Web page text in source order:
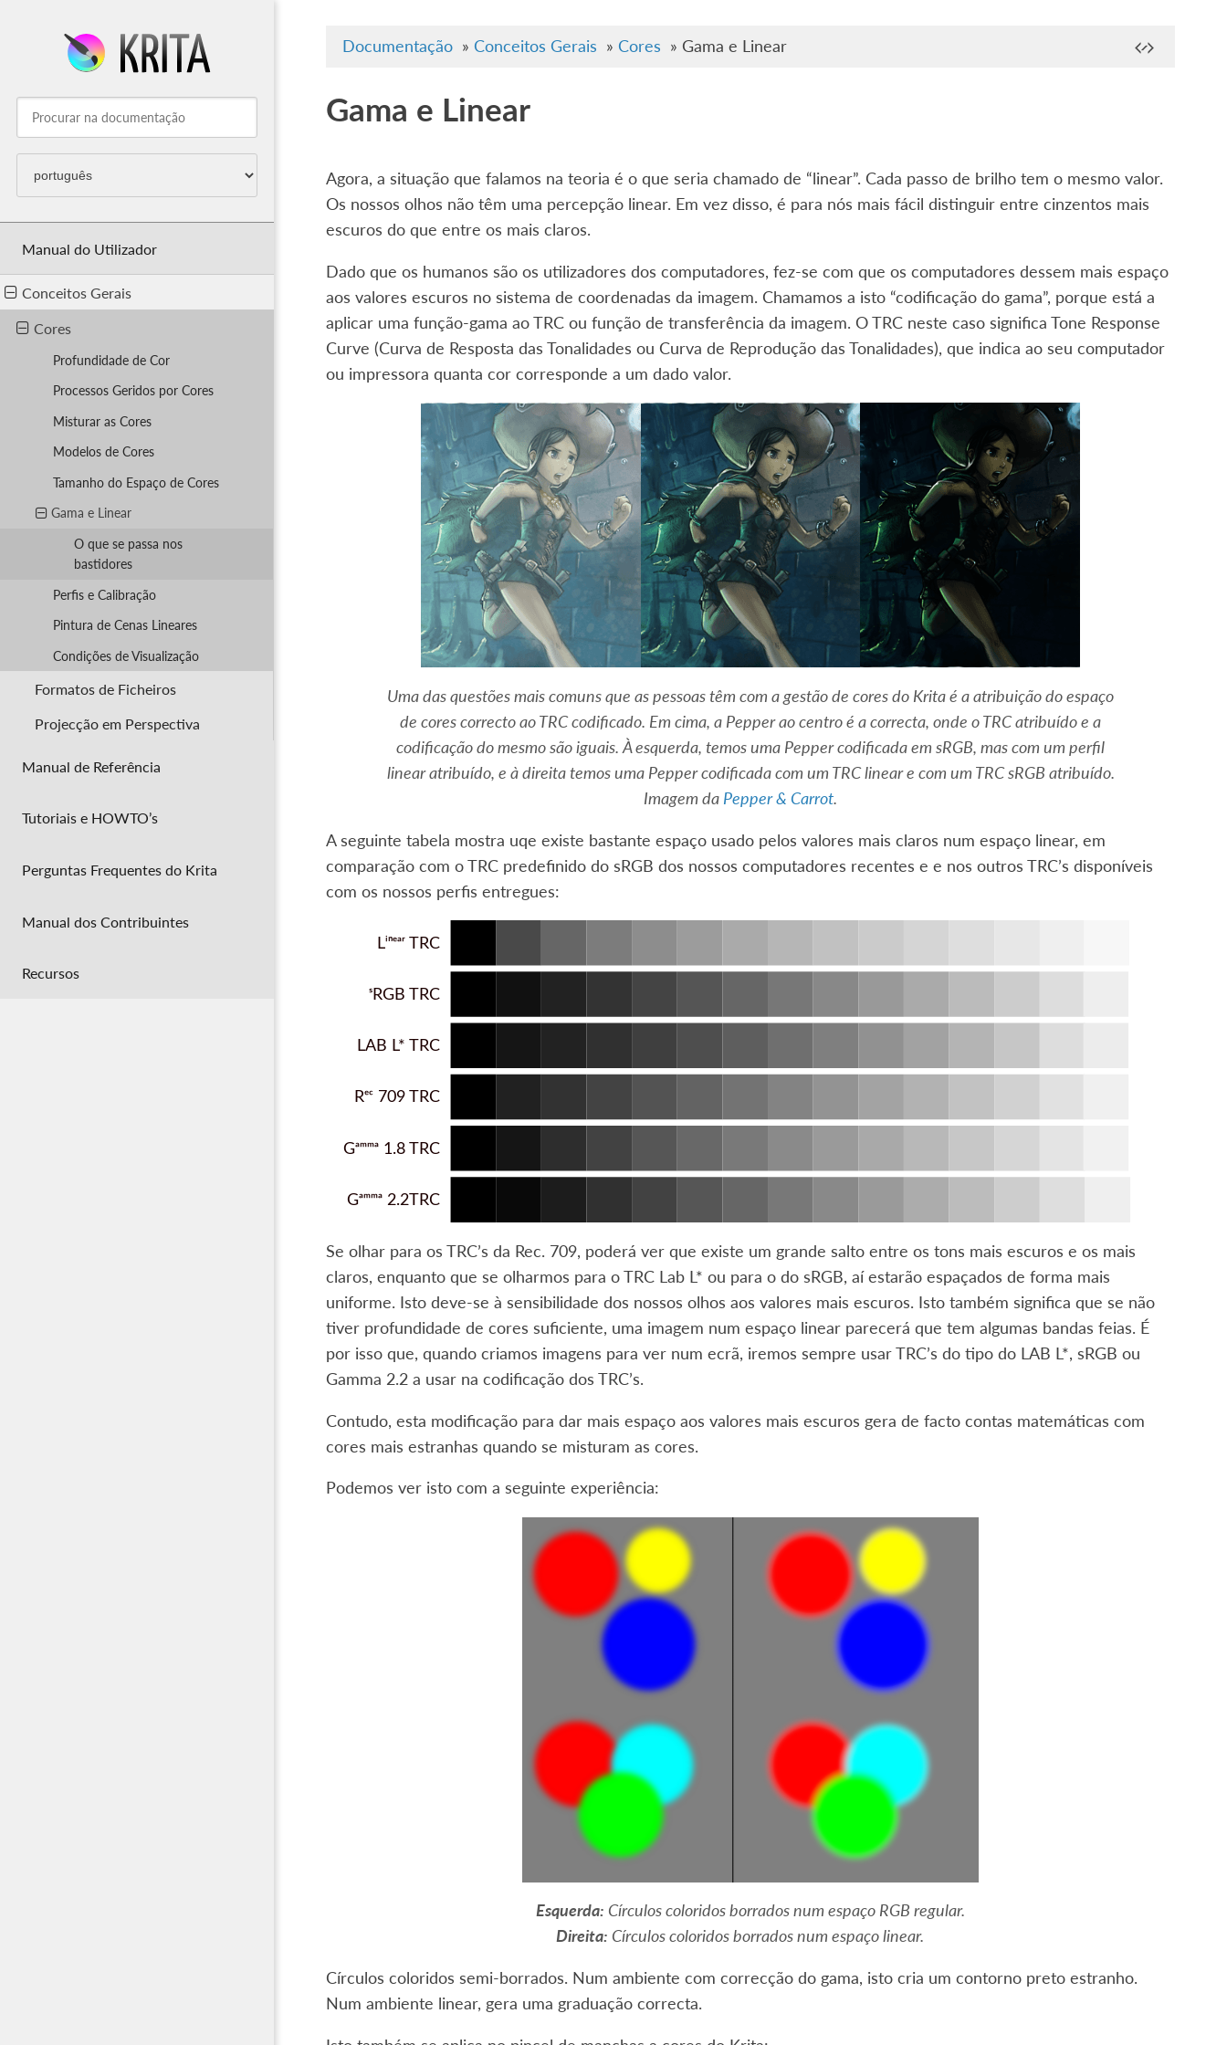
Manual do Utilizador
Conceitos Gerais
Cores
Profundidade de Cor
Processos Geridos por Cores
Misturar as Cores
Modelos de Cores
Tamanho do Espaço de Cores
Gama e Linear
O que se passa nos
bastidores
Perfis e Calibração
Pintura de Cenas Lineares
Condições de Visualização
Formatos de Ficheiros
Projecção em Perspectiva
Manual de Referência
Tutoriais e HOWTO’s
Perguntas Frequentes do Krita
Manual dos Contribuintes
Recursos
Documentação » Conceitos Gerais » Cores » Gama e Linear
Gama e Linear
Agora, a situação que falamos na teoria é o que seria chamado de “linear”. Cada passo de brilho tem o mesmo valor.
Os nossos olhos não têm uma percepção linear. Em vez disso, é para nós mais fácil distinguir entre cinzentos mais
escuros do que entre os mais claros.
Dado que os humanos são os utilizadores dos computadores, fez-se com que os computadores dessem mais espaço
aos valores escuros no sistema de coordenadas da imagem. Chamamos a isto “codificação do gama”, porque está a
aplicar uma função-gama ao TRC ou função de transferência da imagem. O TRC neste caso significa Tone Response
Curve (Curva de Resposta das Tonalidades ou Curva de Reprodução das Tonalidades), que indica ao seu computador
ou impressora quanta cor corresponde a um dado valor.
Uma das questões mais comuns que as pessoas têm com a gestão de cores do Krita é a atribuição do espaço
de cores correcto ao TRC codificado. Em cima, a Pepper ao centro é a correcta, onde o TRC atribuído e a
codificação do mesmo são iguais. À esquerda, temos uma Pepper codificada em sRGB, mas com um perfil
linear atribuído, e à direita temos uma Pepper codificada com um TRC linear e com um TRC sRGB atribuído.
Imagem da Pepper & Carrot.
A seguinte tabela mostra uqe existe bastante espaço usado pelos valores mais claros num espaço linear, em
comparação com o TRC predefinido do sRGB dos nossos computadores recentes e e nos outros TRC’s disponíveis
com os nossos perfis entregues:
Se olhar para os TRC’s da Rec. 709, poderá ver que existe um grande salto entre os tons mais escuros e os mais
claros, enquanto que se olharmos para o TRC Lab L* ou para o do sRGB, aí estarão espaçados de forma mais
uniforme. Isto deve-se à sensibilidade dos nossos olhos aos valores mais escuros. Isto também significa que se não
tiver profundidade de cores suficiente, uma imagem num espaço linear parecerá que tem algumas bandas feias. É
por isso que, quando criamos imagens para ver num ecrã, iremos sempre usar TRC’s do tipo do LAB L*, sRGB ou
Gamma 2.2 a usar na codificação dos TRC’s.
Contudo, esta modificação para dar mais espaço aos valores mais escuros gera de facto contas matemáticas com
cores mais estranhas quando se misturam as cores.
Podemos ver isto com a seguinte experiência:
Esquerda: Círculos coloridos borrados num espaço RGB regular.
Direita: Círculos coloridos borrados num espaço linear.
Círculos coloridos semi-borrados. Num ambiente com correcção do gama, isto cria um contorno preto estranho.
Num ambiente linear, gera uma graduação correcta.